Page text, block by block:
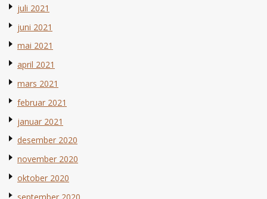
juli 2021
juni 2021
mai 2021
april 2021
mars 2021
februar 2021
januar 2021
desember 2020
november 2020
oktober 2020